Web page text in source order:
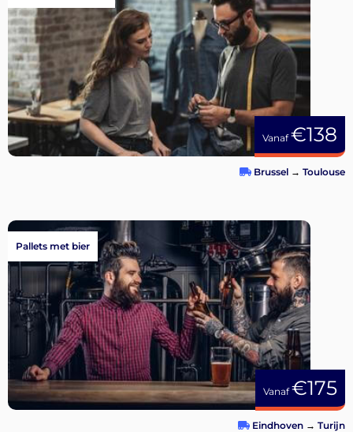
Vanaf€138
Brussel → Toulouse
Vanaf€175
Pallets met bier
Eindhoven → Turijn